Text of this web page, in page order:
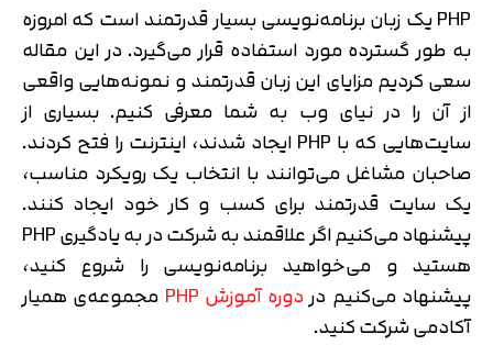
PHP یک زبان برنامه‌نویسی بسیار قدرتمند است که امروزه
به طور گسترده مورد استفاده قرار می‌گیرد. در این مقاله
سعی کردیم مزایای این زبان قدرتمند و نمونه‌هایی واقعی
از آن را در نیای وب به شما معرفی کنیم. بسیاری از
سایت‌هایی که با PHP ایجاد شدند، اینترنت را فتح کردند.
صاحبان مشاغل می‌توانند با انتخاب یک رویکرد مناسب،
یک سایت قدرتمند برای کسب و کار خود ایجاد کنند.
پیشنهاد می‌کنیم اگر علاقمند به شرکت در به یادگیری PHP
هستید و می‌خواهید برنامه‌نویسی را شروع کنید،
پیشنهاد می‌کنیم دردوره آموزش PHP
مجموعه‌ی همیار
آکادمی شرکت کنید.